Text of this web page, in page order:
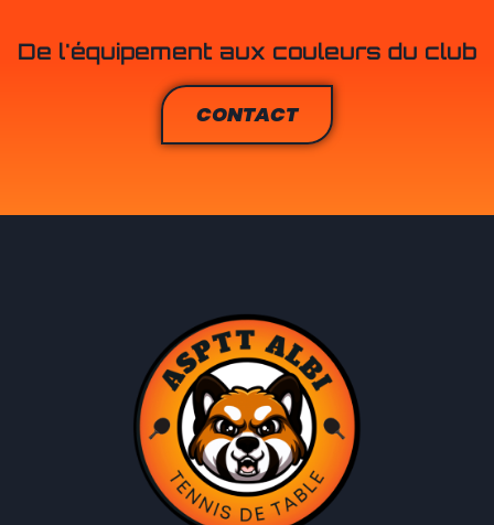
De l'équipement aux couleurs du club
CONTACT